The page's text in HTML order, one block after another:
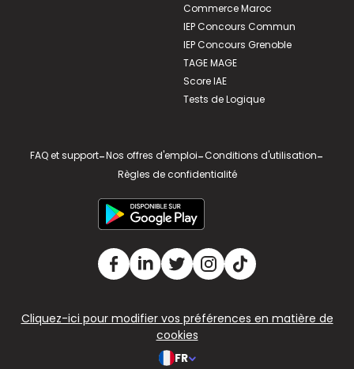
Commerce Maroc
IEP Concours Commun
IEP Concours Grenoble
TAGE MAGE
Score IAE
Tests de Logique
FAQ et support-Nos offres d'emploi-Conditions d'utilisation-
Règles de confidentialité
Cliquez-ici pour modifier vos préférences en matière de
cookies
FR